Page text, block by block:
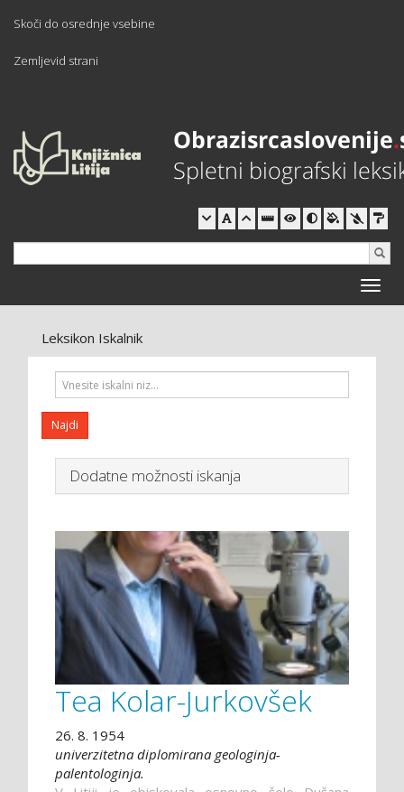
Skoči do osrednje vsebine
Zemljevid strani
Toggle
Leksikon Iskalnik
Dodatne možnosti iskanja
Tea Kolar-Jurkovšek
26. 8. 1954
univerzitetna diplomirana geologinja-
palentologinja.